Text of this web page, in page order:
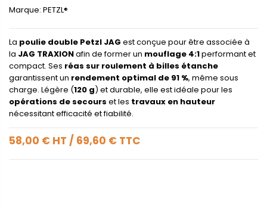
Marque: PETZL®
La poulie double Petzl JAG est conçue pour être associée à
la JAG TRAXIONafin de former un mouflage 4:1performant et
compact. Ses réas sur roulement à billes étanche
garantissent un rendement optimal de 91 %, même sous
charge. Légère (120 g) et durable, elle est idéale pour les
opérations de secours et les travaux en hauteur
nécessitant efficacité et fiabilité.
58,00 € HT / 69,60 € TTC